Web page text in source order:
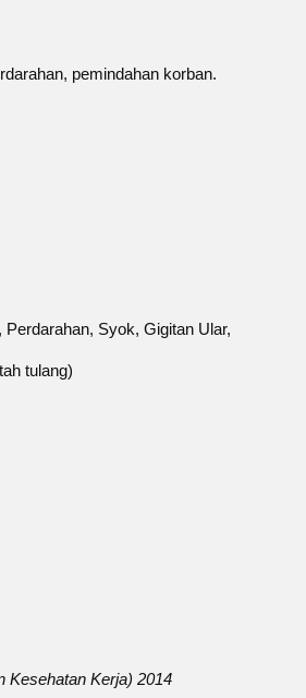
pemindahan korban.
Syok, Gigitan Ular,
tulang)
Kesehatan Kerja) 2014